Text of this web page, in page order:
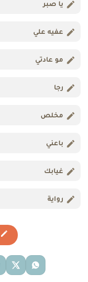
يا صبر
عفيه علي
مو عادتي
رجا
مخلص
باعني
غيابك
رواية